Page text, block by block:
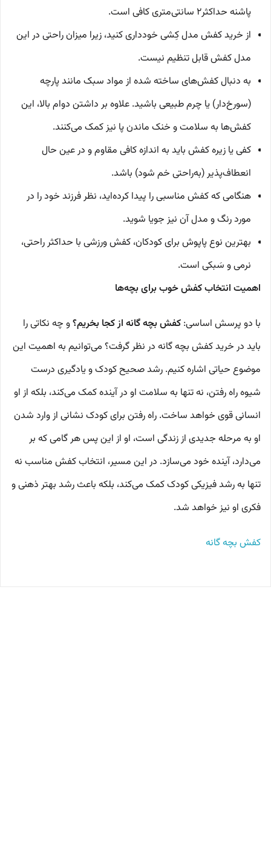
پاشنه حداکثر2 سانتی‌متری کافی است.
از خرید کفش مدل کِشی خودداری کنید، زیرا میزان راحتی در این
مدل کفش قابل تنظیم نیست.
به دنبال کفش‌های ساخته شده از مواد سبک مانند پارچه
(سورخ‌دار) یا چرم طبیعی باشید. علاوه بر داشتن دوام بالا، این
کفش‌ها به سلامت و خنک ماندن پا نیز کمک می‌کنند.
کفی یا زیره کفش باید به اندازه کافی مقاوم و در عین حال
انعطاف‌پذیر (به‌راحتی خم شود) باشد.
هنگامی که کفش مناسبی را پیدا کرده‌اید، نظر فرزند خود را در
مورد رنگ و مدل آن نیز جویا شوید.
بهترین نوع پاپوش برای کودکان، کفش ورزشی با حداکثر راحتی،
نرمی و سَبکی است.
اهمیت انتخاب کفش خوب برای بچه‌ها
با دو پرسش اساسی: کفش بچه گانه از کجا بخریم؟و چه نکاتی را
باید در خرید کفش بچه گانه در نظر گرفت؟ می‌توانیم به اهمیت این
موضوع حیاتی اشاره کنیم. رشد صحیح کودک و یادگیری درست
شیوه راه رفتن، نه تنها به سلامت او در آینده کمک می‌کند، بلکه از او
انسانی قوی خواهد ساخت. راه رفتن برای کودک نشانی از وارد شدن
او به مرحله جدیدی از زندگی است، او از این پس هر گامی که بر
می‌دارد، آینده خود می‌سازد. در این مسیر، انتخاب کفش مناسب نه
تنها به رشد فیزیکی کودک کمک می‌کند، بلکه باعث رشد بهتر ذهنی و
فکری او نیز خواهد شد.
کفش بچه گانه